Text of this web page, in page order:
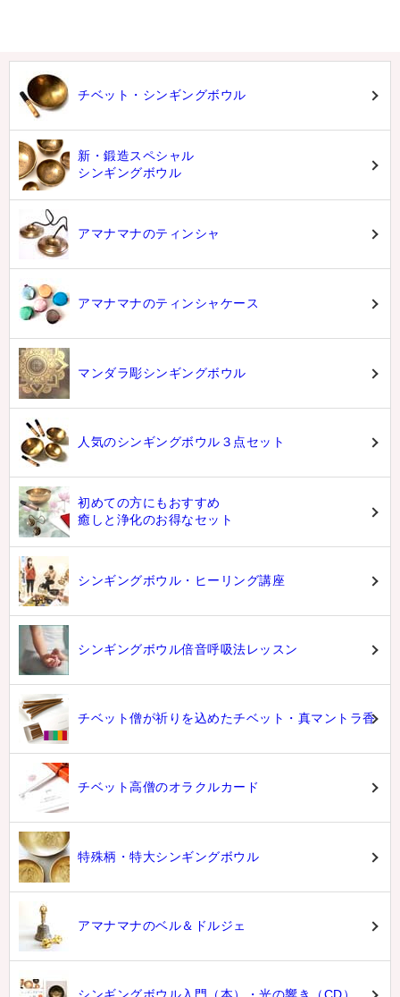
チベット・シンギングボウル
新・鍛造スペシャル
シンギングボウル
アマナマナのティンシャ
アマナマナのティンシャケース
マンダラ彫シンギングボウル
人気のシンギングボウル３点セット
初めての方にもおすすめ
癒しと浄化のお得なセット
シンギングボウル・ヒーリング講座
シンギングボウル倍音呼吸法レッスン
チベット僧が祈りを込めたチベット・真マントラ香
チベット高僧のオラクルカード
特殊柄・特大シンギングボウル
アマナマナのベル＆ドルジェ